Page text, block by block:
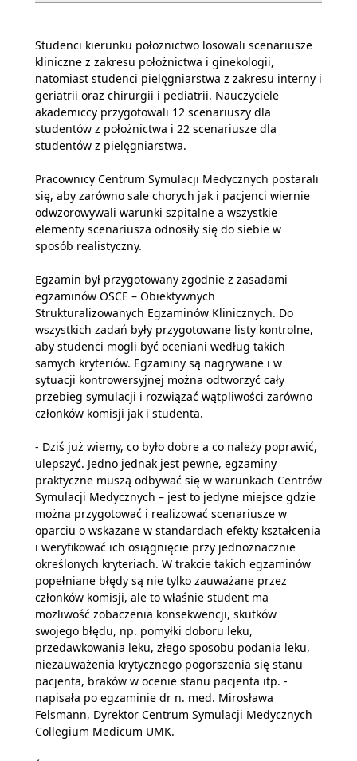
Studenci kierunku położnictwo losowali scenariusze
kliniczne z zakresu położnictwa i ginekologii,
natomiast studenci pielęgniarstwa z zakresu interny i
geriatrii oraz chirurgii i pediatrii. Nauczyciele
akademiccy przygotowali 12 scenariuszy dla
studentów z położnictwa i 22 scenariusze dla
studentów z pielęgniarstwa.
Pracownicy Centrum Symulacji Medycznych postarali
się, aby zarówno sale chorych jak i pacjenci wiernie
odwzorowywali warunki szpitalne a wszystkie
elementy scenariusza odnosiły się do siebie w
sposób realistyczny.
Egzamin był przygotowany zgodnie z zasadami
egzaminów OSCE – Obiektywnych
Strukturalizowanych Egzaminów Klinicznych. Do
wszystkich zadań były przygotowane listy kontrolne,
aby studenci mogli być oceniani według takich
samych kryteriów. Egzaminy są nagrywane i w
sytuacji kontrowersyjnej można odtworzyć cały
przebieg symulacji i rozwiązać wątpliwości zarówno
członków komisji jak i studenta.
- Dziś już wiemy, co było dobre a co należy poprawić,
ulepszyć. Jedno jednak jest pewne, egzaminy
praktyczne muszą odbywać się w warunkach Centrów
Symulacji Medycznych – jest to jedyne miejsce gdzie
można przygotować i realizować scenariusze w
oparciu o wskazane w standardach efekty kształcenia
i weryfikować ich osiągnięcie przy jednoznacznie
określonych kryteriach. W trakcie takich egzaminów
popełniane błędy są nie tylko zauważane przez
członków komisji, ale to właśnie student ma
możliwość zobaczenia konsekwencji, skutków
swojego błędu, np. pomyłki doboru leku,
przedawkowania leku, złego sposobu podania leku,
niezauważenia krytycznego pogorszenia się stanu
pacjenta, braków w ocenie stanu pacjenta itp. -
napisała po egzaminie dr n. med. Mirosława
Felsmann, Dyrektor Centrum Symulacji Medycznych
Collegium Medicum UMK.